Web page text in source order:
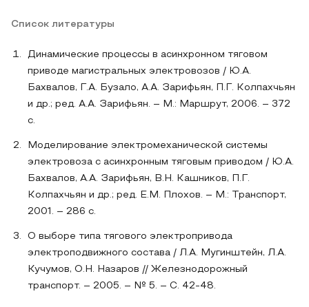
Список литературы
Динамические процессы в асинхронном тяговом
приводе магистральных электровозов / Ю.А.
Бахвалов, Г.А. Бузало, А.А. Зарифьян, П.Г. Колпахчьян
и др.; ред. А.А. Зарифьян. – М.: Маршрут, 2006. – 372
с.
Моделирование электромеханической системы
электровоза с асинхронным тяговым приводом / Ю.А.
Бахвалов, А.А. Зарифьян, В.Н. Кашников, П.Г.
Колпахчьян и др.; ред. Е.М. Плохов. – М.: Транспорт,
2001. – 286 с.
О выборе типа тягового электропривода
электроподвижного состава / Л.А. Мугинштейн, Л.А.
Кучумов, О.Н. Назаров // Железнодорожный
транспорт. – 2005. – № 5. – С. 42-48.